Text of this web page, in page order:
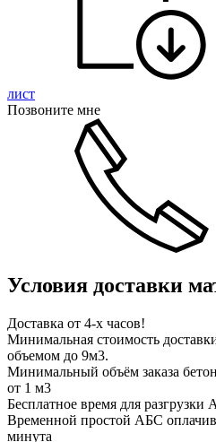
лист
Позвоните мне
Условия доставки
Доставка от 4-х часов!
Минимальная стоимость
объемом до 9м3.
Минимальный объём заказа
от 1 м3
Бесплатное время для
Временной простой АБС
минута